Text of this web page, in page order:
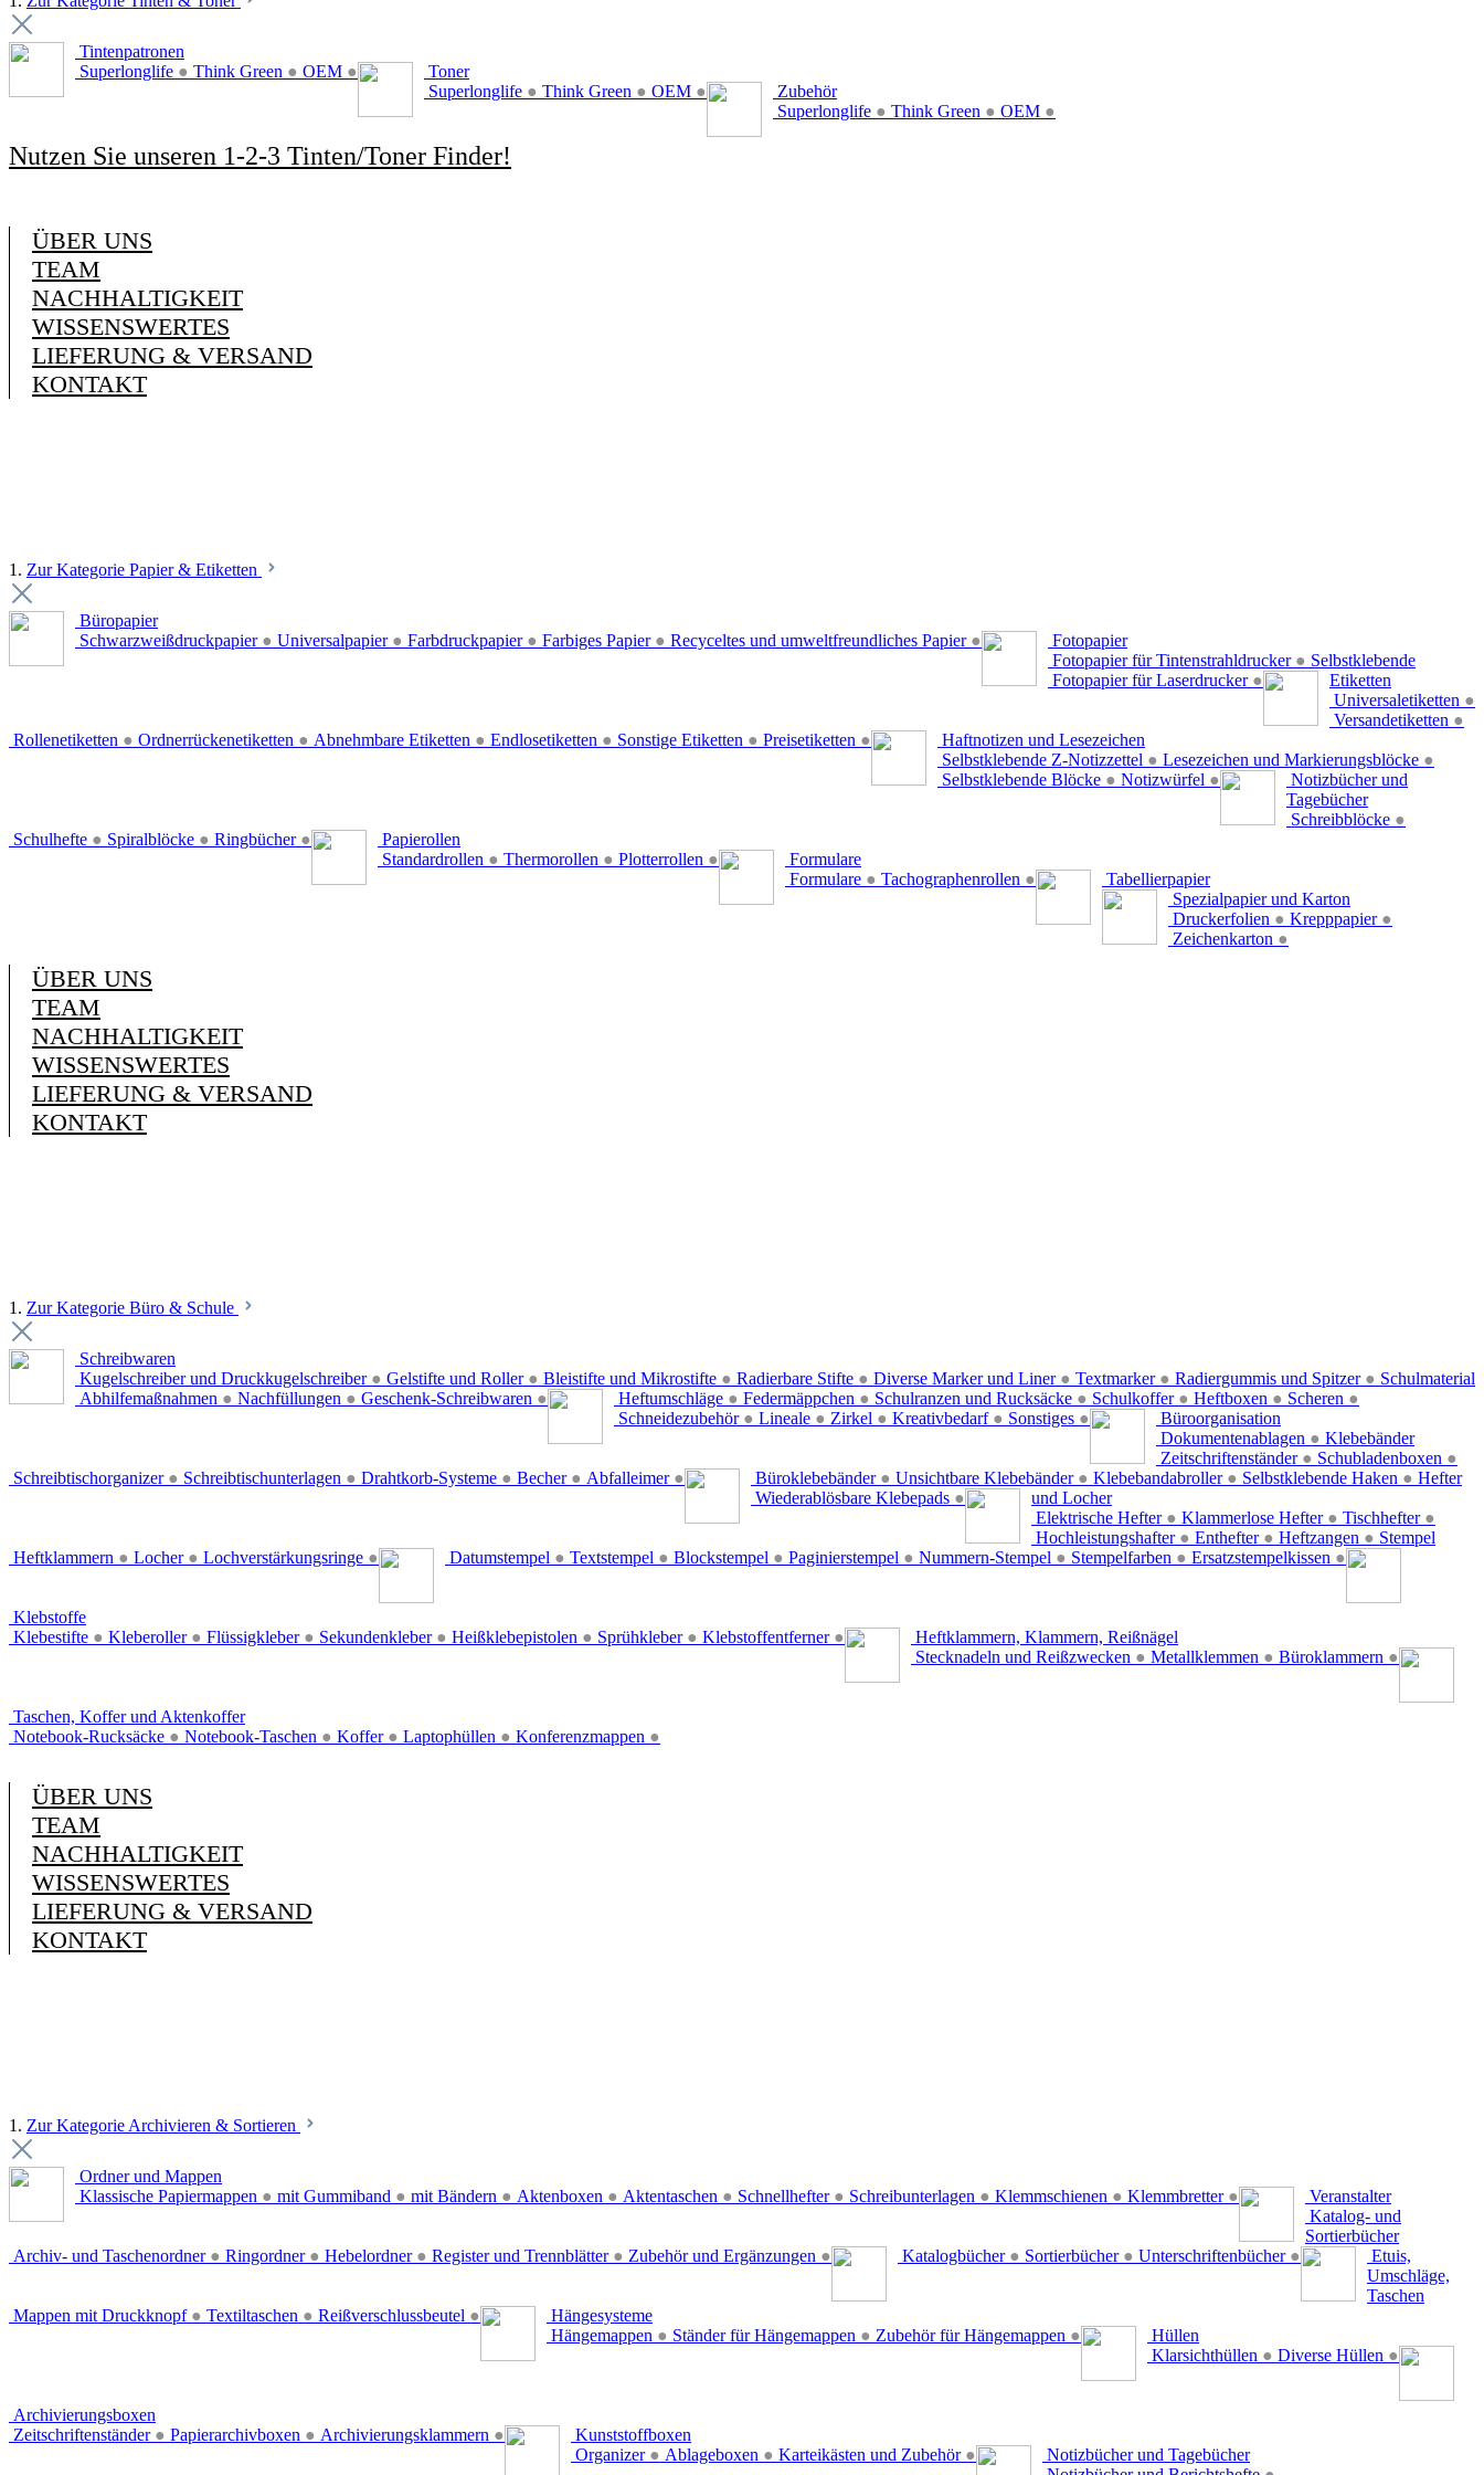
Tintenpatronen
Superlonglife ● Think Green ● OEM ●
Toner
Superlonglife ● Think Green ● OEM ●
Zubehör
Superlonglife ● Think Green ● OEM ●
Nutzen Sie unseren 1-2-3 Tinten/Toner Finder!
ÜBER UNS
TEAM
NACHHALTIGKEIT
WISSENSWERTES
LIEFERUNG & VERSAND
KONTAKT
1. Zur Kategorie Papier & Etiketten
Büropapier
Schwarzweißdruckpapier ● Universalpapier ● Farbdruckpapier ● Farbiges Papier ● Recyceltes und umweltfreundliches Papier ●
Fotopapier
Fotopapier für Tintenstrahldrucker ●
Fotopapier für Laserdrucker ●
Selbstklebende
Etiketten
Universaletiketten ●
Versandetiketten ●
Rollenetiketten ● Ordnerrückenetiketten ● Abnehmbare Etiketten ● Endlosetiketten ● Sonstige Etiketten ● Preisetiketten ●
Haftnotizen und Lesezeichen
Selbstklebende Z-Notizzettel ● Lesezeichen und Markierungsblöcke ●
Selbstklebende Blöcke ● Notizwürfel ●
Notizbücher und
Tagebücher
Schreibblöcke ●
Schulhefte ● Spiralblöcke ● Ringbücher ●
Papierollen
Standardrollen ● Thermorollen ● Plotterrollen ●
Formulare
Formulare ● Tachographenrollen ●
Tabellierpapier
Spezialpapier und Karton
Druckerfolien ● Krepppapier ●
Zeichenkarton ●
ÜBER UNS
TEAM
NACHHALTIGKEIT
WISSENSWERTES
LIEFERUNG & VERSAND
KONTAKT
1. Zur Kategorie Büro & Schule
Schreibwaren
Kugelschreiber und Druckkugelschreiber ● Gelstifte und Roller ● Bleistifte und Mikrostifte ● Radierbare Stifte ● Diverse Marker und Liner ● Textmarker ● Radiergummis und Spitzer ●
Abhilfemaßnahmen ● Nachfüllungen ● Geschenk-Schreibwaren ●
Schulmaterial
Heftumschläge ● Federmäppchen ● Schulranzen und Rucksäcke ● Schulkoffer ● Heftboxen ● Scheren ●
Schneidezubehör ● Lineale ● Zirkel ● Kreativbedarf ● Sonstiges ●
Büroorganisation
Dokumentenablagen ●
Zeitschriftenständer ● Schubladenboxen ●
Schreibtischorganizer ● Schreibtischunterlagen ● Drahtkorb-Systeme ● Becher ● Abfalleimer ●
Klebebänder
Büroklebebänder ● Unsichtbare Klebebänder ● Klebebandabroller ● Selbstklebende Haken ●
Wiederablösbare Klebepads ●
Hefter
und Locher
Elektrische Hefter ● Klammerlose Hefter ● Tischhefter ●
Hochleistungshafter ● Enthefter ● Heftzangen ●
Heftklammern ● Locher ● Lochverstärkungsringe ●
Stempel
Datumstempel ● Textstempel ● Blockstempel ● Paginierstempel ● Nummern-Stempel ● Stempelfarben ● Ersatzstempelkissen ●
Klebstoffe
Klebestifte ● Kleberoller ● Flüssigkleber ● Sekundenkleber ● Heißklebepistolen ● Sprühkleber ● Klebstoffentferner ●
Heftklammern, Klammern, Reißnägel
Stecknadeln und Reißzwecken ● Metallklemmen ● Büroklammern ●
Taschen, Koffer und Aktenkoffer
Notebook-Rucksäcke ● Notebook-Taschen ● Koffer ● Laptophüllen ● Konferenzmappen ●
ÜBER UNS
TEAM
NACHHALTIGKEIT
WISSENSWERTES
LIEFERUNG & VERSAND
KONTAKT
1. Zur Kategorie Archivieren & Sortieren
Ordner und Mappen
Klassische Papiermappen ● mit Gummiband ● mit Bändern ● Aktenboxen ● Aktentaschen ● Schnellhefter ● Schreibunterlagen ● Klemmschienen ● Klemmbretter ● Veranstalter
Archiv- und Taschenordner ● Ringordner ● Hebelordner ● Register und Trennblätter ● Zubehör und Ergänzungen ●
Katalog- und
Sortierbücher
Katalogbücher ● Sortierbücher ● Unterschriftenbücher ●
Etuis,
Umschläge,
Taschen
Mappen mit Druckknopf ● Textiltaschen ● Reißverschlussbeutel ●
Hängesysteme
Hängemappen ● Ständer für Hängemappen ● Zubehör für Hängemappen ●
Hüllen
Klarsichthüllen ● Diverse Hüllen ●
Archivierungsboxen
Zeitschriftenständer ● Papierarchivboxen ● Archivierungsklammern ●
Kunststoffboxen
Organizer ● Ablageboxen ● Karteikästen und Zubehör ●
Notizbücher und Tagebücher